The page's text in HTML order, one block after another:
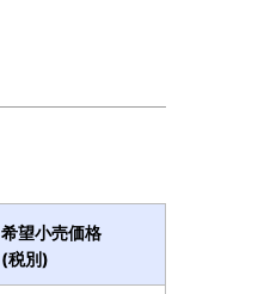
希望小売価格
(税別)